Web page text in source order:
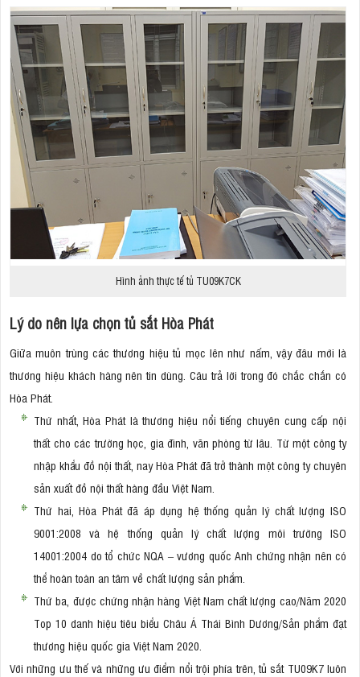
Hình ảnh thực tế tủ TU09K7CK
Lý do nên lựa chọn tủ sắt Hòa Phát
Giữa muôn trùng các thương hiệu tủ mọc lên như nấm, vậy đâu mới là
thương hiệu khách hàng nên tin dùng. Câu trả lời trong đó chắc chắn có
Hòa Phát.
Thứ nhất, Hòa Phát là thương hiệu nổi tiếng chuyên cung cấp nội
thất cho các trường học, gia đình, văn phòng từ lâu. Từ một công ty
nhập khẩu đồ nội thất, nay Hòa Phát đã trở thành một công ty chuyên
sản xuất đồ nội thất hàng đầu Việt Nam.
Thứ hai, Hòa Phát đã áp dụng hệ thống quản lý chất lượng ISO
9001:2008 và hệ thống quản lý chất lượng môi trường ISO
14001:2004 do tổ chức NQA – vương quốc Anh chứng nhận nên có
thể hoàn toàn an tâm về chất lượng sản phẩm.
Thứ ba, được chứng nhận hàng Việt Nam chất lượng cao/Năm 2020
Top 10 danh hiệu tiêu biểu Châu Á Thái Bình Dương/Sản phẩm đạt
thương hiệu quốc gia Việt Nam 2020.
Với những ưu thế và những ưu điểm nổi trội phía trên, tủ sắt TU09K7 luôn